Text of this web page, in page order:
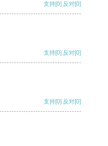
支持[0] 反对[0]
支持[0] 反对[0]
支持[0] 反对[0]